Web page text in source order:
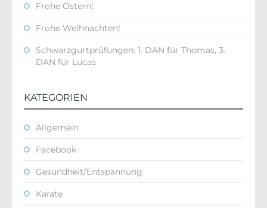
Frohe Ostern!
Frohe Weihnachten!
Schwarzgurtprüfungen: 1. DAN für Thomas, 3.
DAN für Lucas
KATEGORIEN
Allgemein
Facebook
Gesundheit/Entspannung
Karate